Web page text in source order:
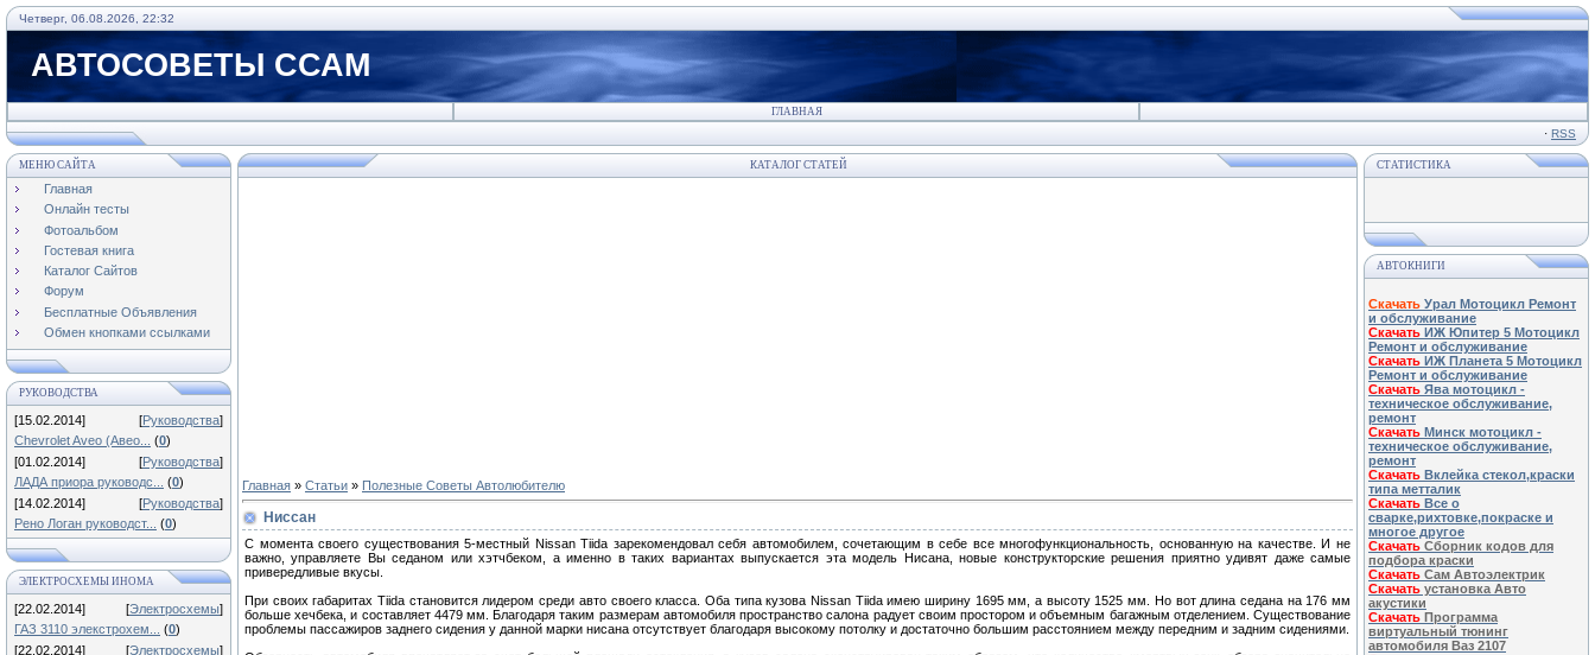
Четверг, 06.08.2026, 22:32
АВТОСОВЕТЫ ССАМ
ГЛАВНАЯ
· RSS
МЕНЮ САЙТА
Главная
Онлайн тесты
Фотоальбом
Гостевая книга
Каталог Сайтов
Форум
Бесплатные Объявления
Обмен кнопками ссылками
РУКОВОДСТВА
[15.02.2014] [Руководства]
Chevrolet Aveo (Авео...
(0)
[01.02.2014]
[Руководства]
ЛАДА приора руководс...
(0)
[14.02.2014]
[Руководства]
Рено Логан руководст...
(0)
ЭЛЕКТРОСХЕМЫ ИНОМА
[22.02.2014] [Электросхемы]
ГАЗ 3110 элекстрохем...
(0)
[22.02.2014]
[Электросхемы]
КАТАЛОГ СТАТЕЙ
Главная » Статьи » Полезные Советы Автолюбителю
Ниссан
С момента своего существования 5-местный Nissan Tiida зарекомендовал себя автомобилем, сочетающим в себе все многофункциональность, основанную на качестве. И не
важно, управляете Вы седаном или хэтчбеком, а именно в таких вариантах выпускается эта модель Нисана, новые конструкторские решения приятно удивят даже самые
привередливые вкусы.
При своих габаритах Tiida становится лидером среди авто своего класса. Оба типа кузова Nissan Tiida имею ширину 1695 мм, а высоту 1525 мм. Но вот длина седана на 176 мм
больше хечбека, и составляет 4479 мм. Благодаря таким размерам автомобиля пространство салона радует своим простором и объемным багажным отделением. Существование
проблемы пассажиров заднего сидения у данной марки нисана отсутствует благодаря высокому потолку и достаточно большим расстоянием между передним и задним сидениями.
СТАТИСТИКА
АВТОКНИГИ
Скачать Урал Мотоцикл Ремонт
и обслуживание
Скачать ИЖ Юпитер 5 Мотоцикл
Ремонт и обслуживание
Скачать ИЖ Планета 5 Мотоцикл
Ремонт и обслуживание
Скачать Ява мотоцикл -
техническое обслуживание,
ремонт
Скачать Минск мотоцикл -
техническое обслуживание,
ремонт
Скачать Вклейка стекол,краски
типа метталик
Скачать Все о
сварке,рихтовке,покраске и
многое другое
Скачать Сборник кодов для
подбора краски
Скачать Сам Автоэлектрик
Скачать установка Авто
акустики
Скачать Программа
виртуальный тюнинг
автомобиля Ваз 2107